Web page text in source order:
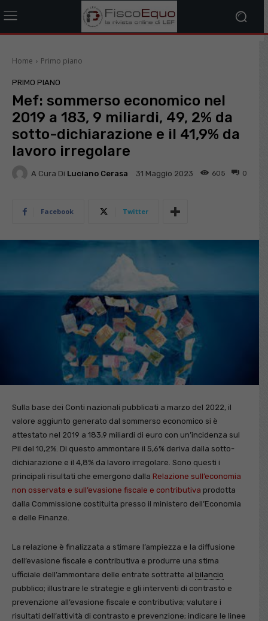
Home Primo piano
PRIMO PIANO
Mef: sommerso economico nel
2019 a 183, 9 miliardi, 49, 2% da
sotto-dichiarazione e il 41,9% da
lavoro irregolare
A Cura Di Luciano Cerasa 31 Maggio 2023 0
605
Facebook Twitter
Sulla base dei Conti nazionali pubblicati a marzo del 2022, il
valore aggiunto generato dal sommerso economico si è
attestato nel 2019 a 183,9 miliardi di euro con un’incidenza sul
Pil del 10,2%. Di questo ammontare il 5,6% deriva dalla sotto-
dichiarazione e il 4,8% da lavoro irregolare. Sono questi i
principali risultati che emergono dalla Relazione sull’economia
non osservata e sull’evasione fiscale e contributiva prodotta
dalla Commissione costituita presso il ministero dell’Economia
e delle Finanze.
La relazione è finalizzata a stimare l’ampiezza e la diffusione
dell’evasione fiscale e contributiva e produrre una stima
ufficiale dell’ammontare delle entrate sottratte al bilancio
pubblico; illustrare le strategie e gli interventi di contrasto e
prevenzione all’evasione fiscale e contributiva; valutare i
risultati dell’attività di contrasto e prevenzione; indicare le linee